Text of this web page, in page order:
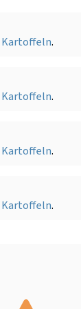
Kartoffeln.
Kartoffeln.
Kartoffeln.
Kartoffeln.